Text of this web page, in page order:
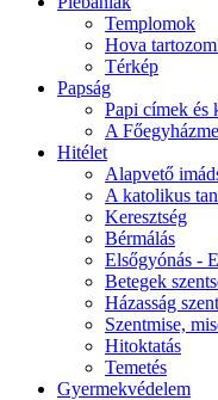
Templomok
Hova
Térkép
Papság
Papi címek és
A
Hitélet
Alapvető
A katolikus
Keresztség
Bérmálás
Elsőgyónás -
Betegek
Házasság
Szentmise,
Hitoktatás
Temetés
Gyermekvédelem